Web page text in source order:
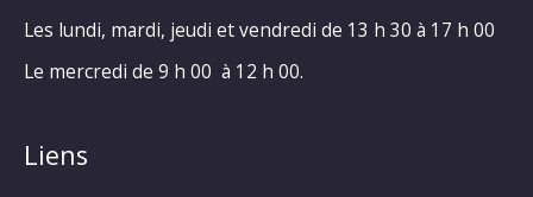
Les lundi, mardi, jeudi et vendredi de 13 h 30 à 17 h 00
Le mercredi de 9 h 00 à 12 h 00.
Liens